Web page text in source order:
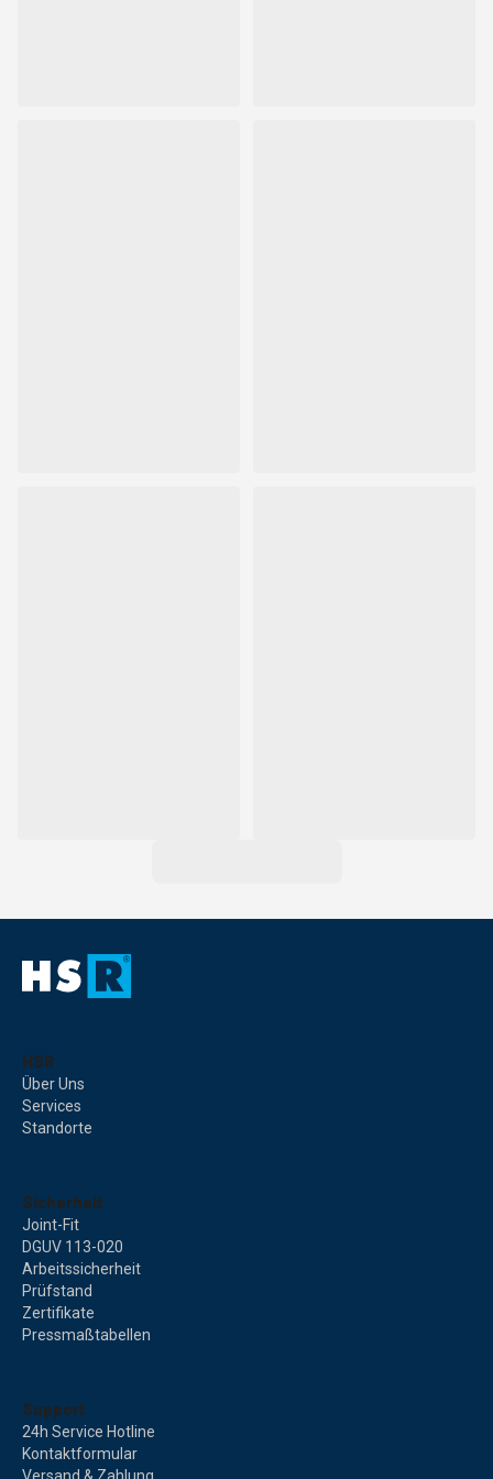
HSR
Über Uns
Services
Standorte
Sicherheit
Joint-Fit
DGUV 113-020
Arbeitssicherheit
Prüfstand
Zertifikate
Pressmaßtabellen
Support
24h Service Hotline
Kontaktformular
Versand & Zahlung